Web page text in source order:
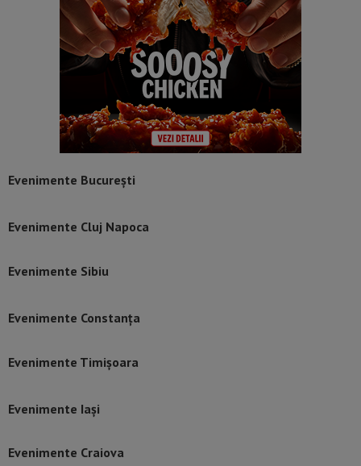
Evenimente București
Evenimente Cluj Napoca
Evenimente Sibiu
Evenimente Constanța
Evenimente Timișoara
Evenimente Iași
Evenimente Craiova